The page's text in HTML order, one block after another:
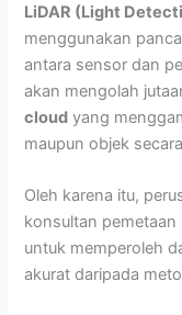
LiDAR (Light
menggunakan
antara sensor dan
akan mengolah
cloud yang
maupun objek
Oleh karena itu,
konsultan
untuk memperoleh
akurat daripada